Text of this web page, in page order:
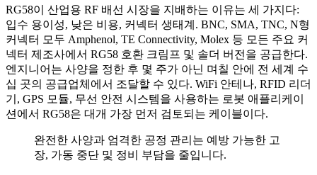
RG58이 산업용 RF 배선 시장을 지배하는 이유는 세 가지다:
입수 용이성, 낮은 비용, 커넥터 생태계. BNC, SMA, TNC, N형
커넥터 모두 Amphenol, TE Connectivity, Molex 등 모든 주요 커
넥터 제조사에서 RG58 호환 크림프 및 솔더 버전을 공급한다.
엔지니어는 사양을 정한 후 몇 주가 아닌 며칠 안에 전 세계 수
십 곳의 공급업체에서 조달할 수 있다. WiFi 안테나, RFID 리더
기, GPS 모듈, 무선 안전 시스템을 사용하는 로봇 애플리케이
션에서 RG58은 대개 가장 먼저 검토되는 케이블이다.
완전한 사양과 엄격한 공정 관리는 예방 가능한 고
장, 가동 중단 및 정비 부담을 줄입니다.